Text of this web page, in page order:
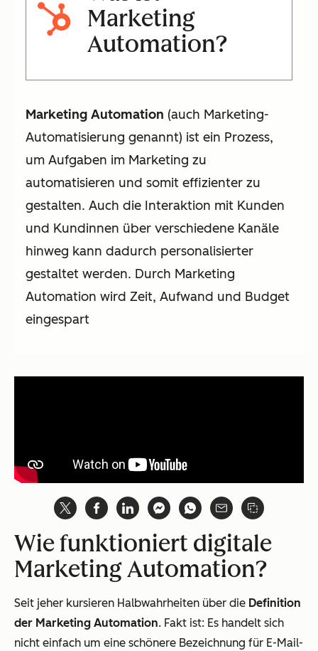
Marketing
Automation?
Marketing Automation (auch Marketing-
Automatisierung genannt) ist ein Prozess,
um Aufgaben im Marketing zu
automatisieren und somit effizienter zu
gestalten. Auch die Interaktion mit Kunden
und Kundinnen über verschiedene Kanäle
hinweg kann dadurch personalisierter
gestaltet werden. Durch Marketing
Automation wird Zeit, Aufwand und Budget
eingespart
Wie funktioniert digitale
Marketing Automation?
Seit jeher kursieren Halbwahrheiten über die Definition
der Marketing Automation. Fakt ist: Es handelt sich
nicht einfach um eine schönere Bezeichnung für E-Mail-